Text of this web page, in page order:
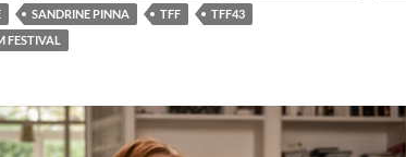
SANDRINE PINNA TFF
TFF43
FESTIVAL